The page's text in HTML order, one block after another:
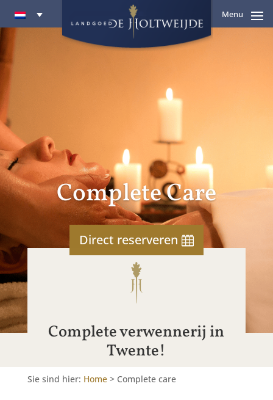
Menu
Complete Care
Direct reserveren
Complete verwennerij in
Twente!
Sie sind hier: Home> Complete care